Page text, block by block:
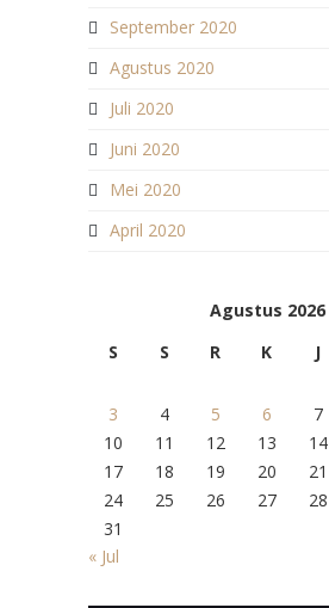
September 2020
Agustus 2020
Juli 2020
Juni 2020
Mei 2020
April 2020
Agustus 2026
S
S R K J
3
4 5 6 7
10
11 12 13 14
17
18 19 20 21
24
25 26 27 28
31
« Jul